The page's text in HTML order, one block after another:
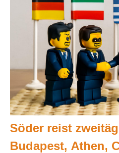
Söder reist
Budapest, Athen,